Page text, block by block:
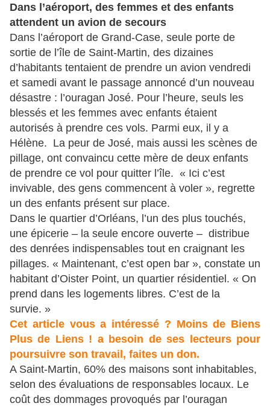
Dans l’aéroport, des femmes et des enfants
attendent un avion de secours
Dans l’aéroport de Grand-Case, seule porte de
sortie de l’île de Saint-Martin, des dizaines
d’habitants tentaient de prendre un avion vendredi
et samedi avant le passage annoncé d’un nouveau
désastre : l’ouragan José. Pour l’heure, seuls les
blessés et les femmes avec enfants étaient
autorisés à prendre ces vols. Parmi eux, il y a
Hélène. La peur de José, mais aussi les scènes de
pillage, ont convaincu cette mère de deux enfants
de prendre ce vol pour quitter l’île. « Ici c’est
invivable, des gens commencent à voler », regrette
un des enfants présent sur place.
Dans le quartier d’Orléans, l’un des plus touchés,
une épicerie – la seule encore ouverte – distribue
des denrées indispensables tout en craignant les
pillages. « Maintenant, c’est open bar », constate un
habitant d’Oister Point, un quartier résidentiel. « On
prend dans les logements libres. C’est de la
survie. »
Cet article vous a intéressé ? Moins de Biens
Plus de Liens ! a besoin de ses lecteurs pour
poursuivre son travail, faites un don.
A Saint-Martin, 60% des maisons sont inhabitables,
selon des évaluations de responsables locaux. Le
coût des dommages provoqués par l’ouragan